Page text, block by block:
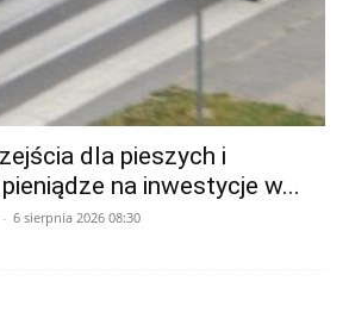
dla pieszych i
na inwestycje w...
- 6 sierpnia 2026 08:30